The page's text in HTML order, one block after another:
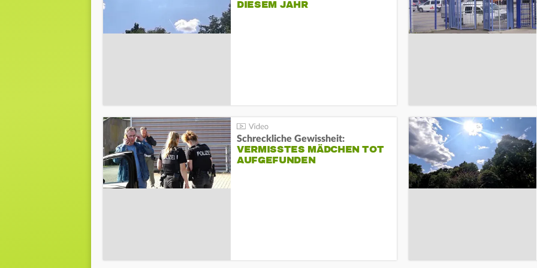
DIESEM JAHR
Schreckliche Gewissheit:
VERMISSTES MÄDCHEN TOT
AUFGEFUNDEN